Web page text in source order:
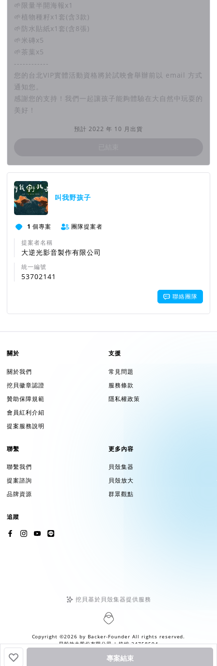
專案結束
叫我野孩子
1 個專案
團隊提案者
提案者名稱
大逆光影音製作有限公司
統一編號
53702141
聯絡團隊
🌱限量半開海報x1
🌱植物種籽x1套(含3款)
🌱防水貼紙x1套(含8張)
🌱米磚x5
🌱茶葉x5
------------
您的台北VIP實體活動資格將於試映會舉辦前以 email 方式
通知您。
感謝您的支持！我們一起讓孩子能夠體驗在大自然中玩耍的
美好！
預計 2022 年 10 月出貨
關於
關於我們
挖貝徽章認證
贊助保障規範
會員紅利介紹
提案服務說明
支援
常見問題
服務條款
隱私權政策
聯繫
聯繫我們
提案諮詢
品牌資源
更多內容
貝殼集器
貝殼放大
群眾觀點
追蹤
挖貝基於貝殼集器提供服務
Copyright ©2026 by Backer-Founder All rights reserved.
貝殼放大股份有限公司| 統編 24758594